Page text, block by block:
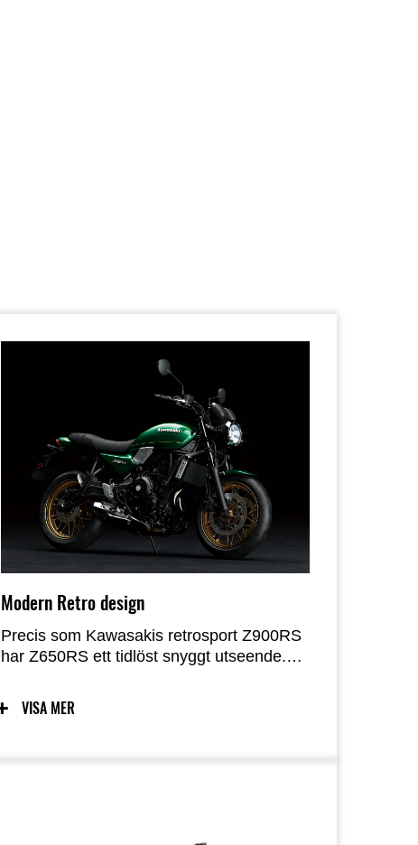
Modern Retro design
Precis som Kawasakis retrosport Z900RS
har Z650RS ett tidlöst snyggt utseende.
och avslappnat utseende dess förarvänliga
karaktär. Attraktionskraften hos en
VISA MER